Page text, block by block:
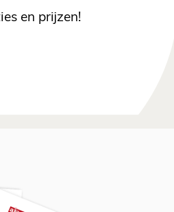
en prijzen!